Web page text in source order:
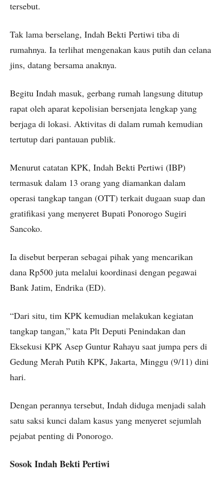
tersebut.
Tak lama berselang, Indah Bekti Pertiwi tiba di
rumahnya. Ia terlihat mengenakan kaus putih dan celana
jins, datang bersama anaknya.
Begitu Indah masuk, gerbang rumah langsung ditutup
rapat oleh aparat kepolisian bersenjata lengkap yang
berjaga di lokasi. Aktivitas di dalam rumah kemudian
tertutup dari pantauan publik.
Menurut catatan KPK, Indah Bekti Pertiwi (IBP)
termasuk dalam 13 orang yang diamankan dalam
operasi tangkap tangan (OTT) terkait dugaan suap dan
gratifikasi yang menyeret Bupati Ponorogo Sugiri
Sancoko.
Ia disebut berperan sebagai pihak yang mencarikan
dana Rp500 juta melalui koordinasi dengan pegawai
Bank Jatim, Endrika (ED).
“Dari situ, tim KPK kemudian melakukan kegiatan
tangkap tangan,” kata Plt Deputi Penindakan dan
Eksekusi KPK Asep Guntur Rahayu saat jumpa pers di
Gedung Merah Putih KPK, Jakarta, Minggu (9/11) dini
hari.
Dengan perannya tersebut, Indah diduga menjadi salah
satu saksi kunci dalam kasus yang menyeret sejumlah
pejabat penting di Ponorogo.
Sosok Indah Bekti Pertiwi